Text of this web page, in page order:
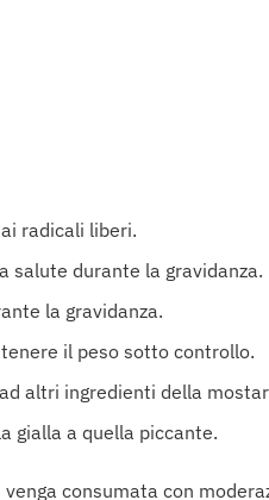
radicali liberi.
salute durante la gravidanza.
la gravidanza.
il peso sotto controllo.
altri ingredienti della
gialla a quella piccante.
consumata con